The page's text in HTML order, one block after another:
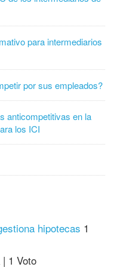
para intermediarios
por sus empleados?
anticompetitivas en la
los ICI
hipotecas 1
| 1 Voto